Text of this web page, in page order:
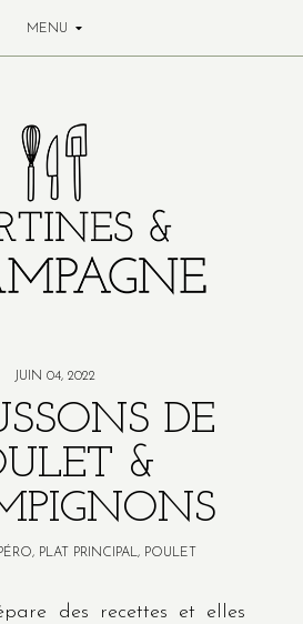
MENU
JUIN 04, 2022
DE
&
, PLAT PRINCIPAL, POULET
des recettes et elles